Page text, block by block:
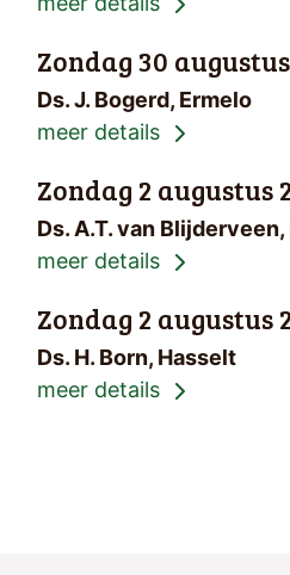
Zondag 30
Ds. J. Bogerd, Ermelo
meer details
Zondag 2 augustus
Ds. A.T. van
meer details
Zondag 2 augustus
Ds. H. Born, Hasselt
meer details